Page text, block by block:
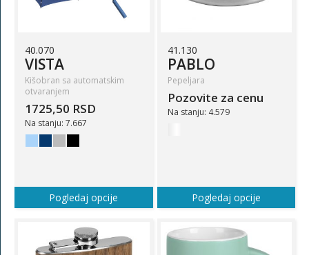
40.070
VISTA
Kišobran sa automatskim
otvaranjem
1725,50 RSD
Na stanju: 7.667
Pogledaj opcije
41.130
PABLO
Pepeljara
Pozovite za cenu
Na stanju: 4.579
Pogledaj opcije